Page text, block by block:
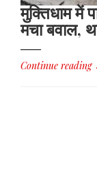
मुक्तिधाम में
मचा बवाल,
Continue reading